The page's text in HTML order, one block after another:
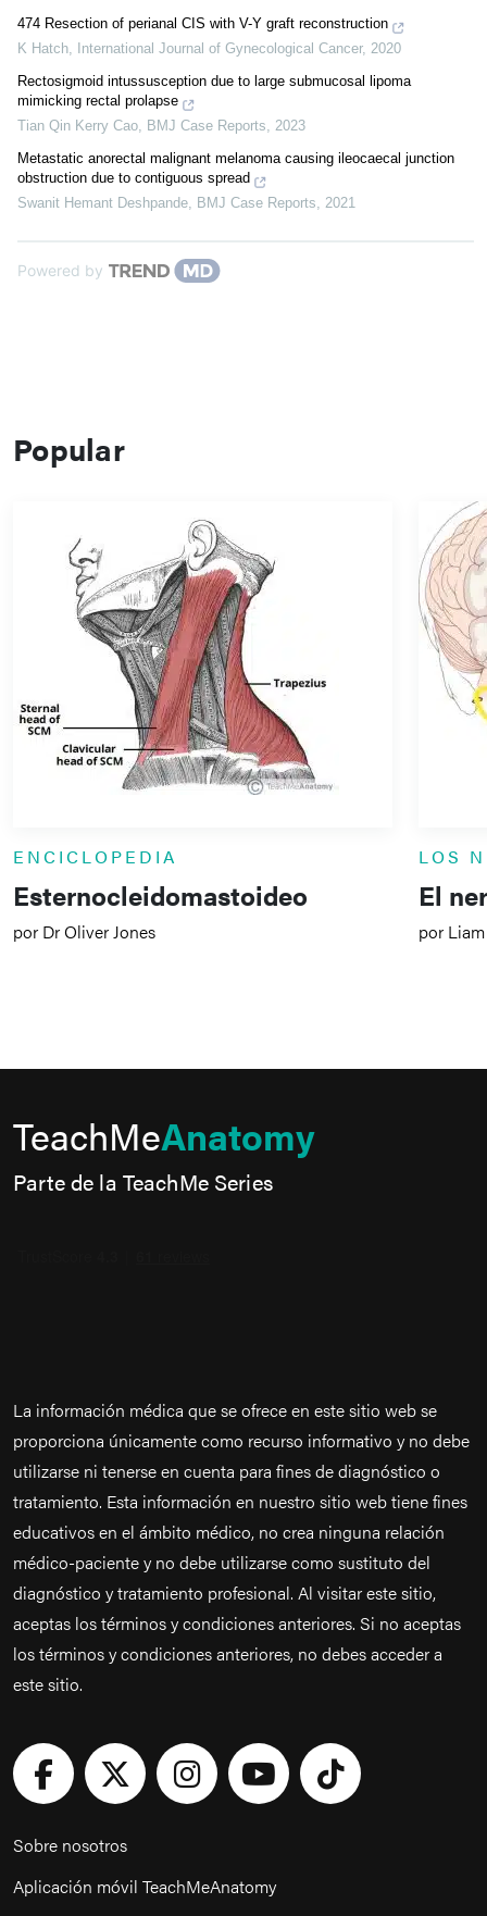
474 Resection of perianal CIS with V-Y graft reconstruction
K Hatch, International Journal of Gynecological Cancer, 2020
Rectosigmoid intussusception due to large submucosal lipoma
mimicking rectal prolapse
Tian Qin Kerry Cao, BMJ Case Reports, 2023
Metastatic anorectal malignant melanoma causing ileocaecal junction
obstruction due to contiguous spread
Swanit Hemant Deshpande, BMJ Case Reports, 2021
Powered by
Popular
ENCICLOPEDIA
Esternocleidomastoideo
por Dr Oliver Jones
LOS
El
por
TeachMeAnatomy
Parte de la TeachMe Series
La información médica que se ofrece en este sitio web se
proporciona únicamente como recurso informativo y no debe
utilizarse ni tenerse en cuenta para fines de diagnóstico o
tratamiento. Esta información en nuestro sitio web tiene fines
educativos en el ámbito médico, no crea ninguna relación
médico-paciente y no debe utilizarse como sustituto del
diagnóstico y tratamiento profesional. Al visitar este sitio,
aceptas los términos y condiciones anteriores. Si no aceptas
los términos y condiciones anteriores, no debes acceder a
este sitio.
Sobre nosotros
Aplicación móvil TeachMeAnatomy